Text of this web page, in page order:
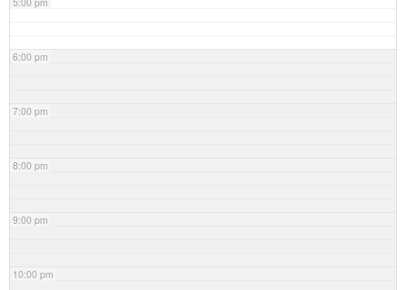
6:00 pm
7:00 pm
8:00 pm
9:00 pm
10:00 pm